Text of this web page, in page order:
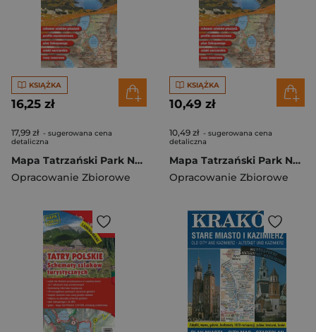
KSIĄŻKA
16,25 zł
17,99 zł - sugerowana cena
detaliczna
Mapa Tatrzański Park Narodowy wyd. foliowane wyd. 16
Opracowanie Zbiorowe
KSIĄŻKA
10,49 zł
10,49 zł - sugerowana cena
detaliczna
Mapa Tatrzański Park Narodowy wyd. 16
Opracowanie Zbiorowe